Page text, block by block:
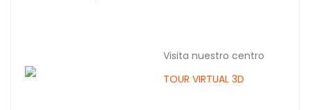
Visita nuestro centro
TOUR VIRTUAL 3D